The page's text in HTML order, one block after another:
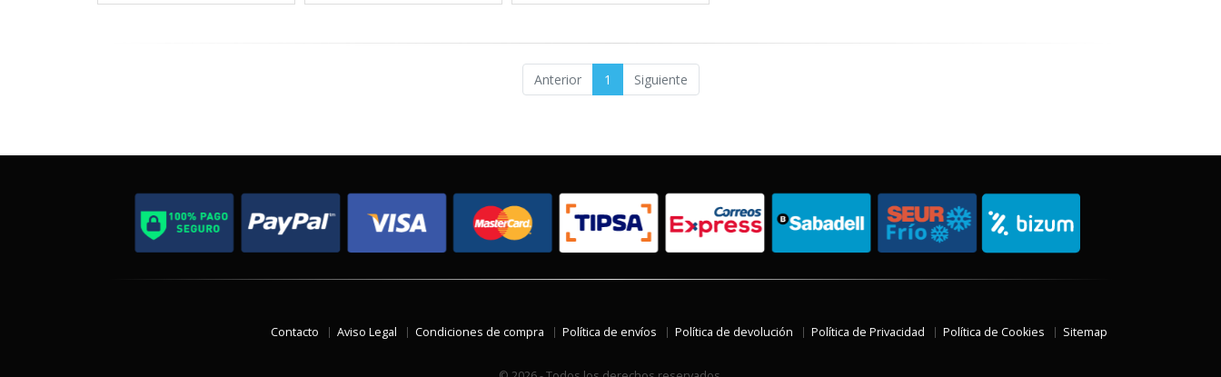
Anterior 1 Siguiente
Contacto Aviso Legal Condiciones de compra Política de envíos Política de devolución Política de Privacidad Política de Cookies Sitemap